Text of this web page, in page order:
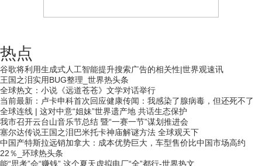
热点
谷歌将利用生成式人工智能提升搜索广告的相关性|世界观速讯
王国之泪实用BUG整理_世界热头条
全球热文：小说《远道苍苍》文学对话举行
当前最新：卢卡申科首次回应健康传闻：我感染了腺病毒，但还死不了
全球连线 | 这对中意“姐妹”世界遗产地 共话生态保护
我市召开云台山音乐节总结 暨“一赛一节”谋划推进会
塞尔达传说王国之泪巴米托卡神庙解谜方法 全球观天下
中国产特斯拉远销加拿大：成本优势巨大，车型售价比中国市场高约
22％_环球热头条
能“思考”会“赚钱” 这个夏天虚拟电厂“全”都行-世界热文